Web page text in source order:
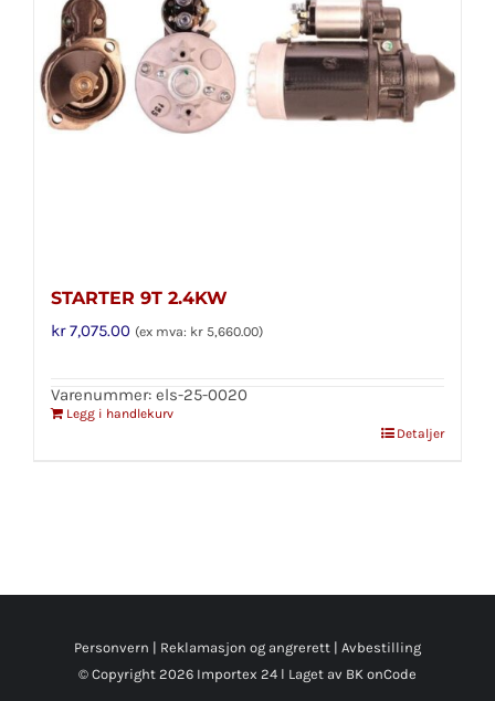
STARTER 9T 2.4KW
kr7,075.00 (ex mva: kr 5,660.00)
Varenummer: els-25-0020
Legg i handlekurv
Detaljer
Personvern | Reklamasjon og angrerett | Avbestilling
© Copyright 2026 Importex 24 l Laget av BK onCode